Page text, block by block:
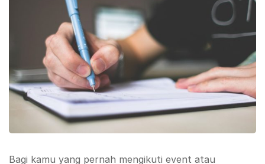
Bagi kamu yang pernah mengikuti event atau